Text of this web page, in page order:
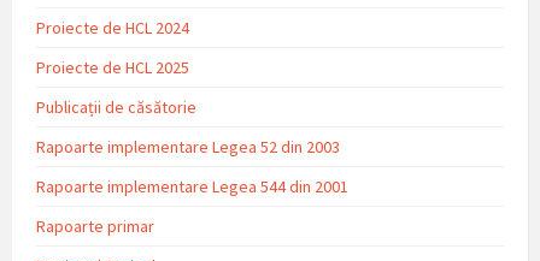
Proiecte de HCL 2024
Proiecte de HCL 2025
Publicații de căsătorie
Rapoarte implementare Legea 52 din 2003
Rapoarte implementare Legea 544 din 2001
Rapoarte primar